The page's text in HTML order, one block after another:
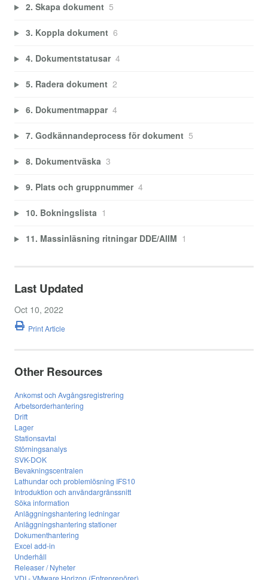
2. Skapa dokument 5
3. Koppla dokument 6
4. Dokumentstatusar 4
5. Radera dokument 2
6. Dokumentmappar 4
7. Godkännandeprocess för dokument 5
8. Dokumentväska 3
9. Plats och gruppnummer 4
10. Bokningslista 1
11. Massinläsning ritningar DDE/AIIM 1
Last Updated
Oct 10, 2022
Print Article
Other Resources
Ankomst och Avgångsregistrering
Arbetsorderhantering
Drift
Lager
Stationsavtal
Störningsanalys
SVK-DOK
Bevakningscentralen
Lathundar och problemlösning IFS10
Introduktion och användargränssnitt
Söka information
Anläggningshantering ledningar
Anläggningshantering stationer
Dokumenthantering
Excel add-in
Underhåll
Releaser / Nyheter
VDI - VMware Horizon (Entreprenörer)